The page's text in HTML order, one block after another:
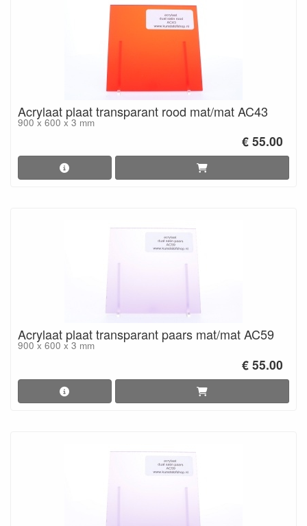
Acrylaat plaat transparant rood mat/mat AC43
900 x 600 x 3 mm
€ 55.00
Acrylaat plaat transparant paars mat/mat AC59
900 x 600 x 3 mm
€ 55.00